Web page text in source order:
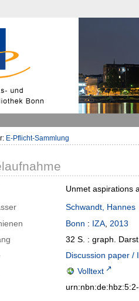
E-Pflicht-Sammlung
Unmet aspirations
Schwandt, Hannes
Bonn : IZA, 2013
32 S. : graph.
Discussion paper /
Volltext